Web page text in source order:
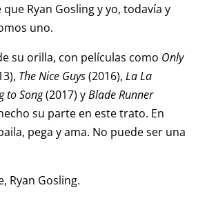
Ryan Gosling y yo, todavía y
uno.
su orilla, con películas como Only
The Nice Guys(2016), La La
to Song(2017) yBlade Runner
su parte en este trato. En
pega y ama. No puede ser una
Ryan Gosling.